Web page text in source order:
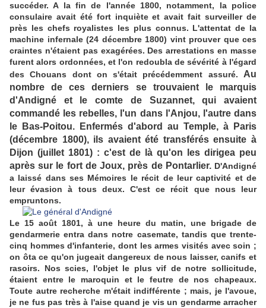
succéder. A la fin de l'année 1800, notamment, la police
consulaire avait été fort inquiète et avait fait surveiller de
près les chefs royalistes les plus connus. L'attentat de la
machine infernale (24 décembre 1800) vint prouver que ces
craintes n'étaient pas exagérées. Des arrestations en masse
furent alors ordonnées, et l'on redoubla de sévérité à l'égard
des Chouans dont on s'était précédemment assuré. Au
nombre de ces derniers se trouvaient le marquis
d'Andigné et le comte de Suzannet, qui avaient
commandé les rebelles, l'un dans l'Anjou, l'autre dans
le Bas-Poitou. Enfermés d'abord au Temple, à Paris
(décembre 1800), ils avaient été transférés ensuite à
Dijon (juillet 1801) : c'est de là qu'on les dirigea peu
après sur le fort de Joux, près de Pontarlier.D'Andigné
a laissé dans ses Mémoires le récit de leur captivité et de
leur évasion à tous deux. C'est ce récit que nous leur
empruntons.
Le 15 août 1801, à une heure du matin, une brigade de
gendarmerie entra dans notre casemate, tandis que trente-
cinq hommes d'infanterie, dont les armes visités avec soin ;
on ôta ce qu'on jugeait dangereux de nous laisser, canifs et
rasoirs. Nos scies, l'objet le plus vif de notre sollicitude,
étaient entre le maroquin et le feutre de nos chapeaux.
Toute autre recherche m'était indifférente ; mais, je l'avoue,
je ne fus pas très à l'aise quand je vis un gendarme arracher